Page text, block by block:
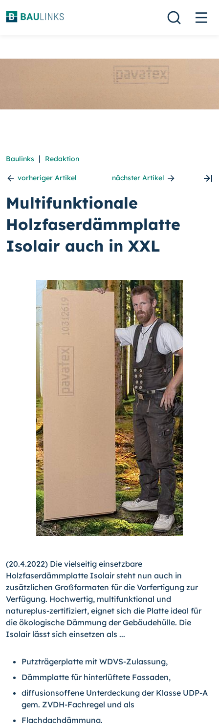
Baulinks | Redaktion
vorheriger Artikel nächster Artikel
Multifunktionale
Holzfaserdämmplatte
Isolair auch in XXL
(20.4.2022) Die vielseitig einsetzbare
Holzfaserdämmplatte Isolair steht nun auch in
zusätzlichen Großformaten für die Vorfertigung zur
Verfügung. Hochwertig, multifunktional und
natureplus-zertifiziert, eignet sich die Platte ideal für
die ökologische Dämmung der Gebäudehülle. Die
Isolair lässt sich einsetzen als ...
Putzträgerplatte mit WDVS-Zulassung,
Dämmplatte für hinterlüftete Fassaden,
diffusionsoffene Unterdeckung der Klasse UDP-A
gem. ZVDH-Fachregel und als
Flachdachdämmung.